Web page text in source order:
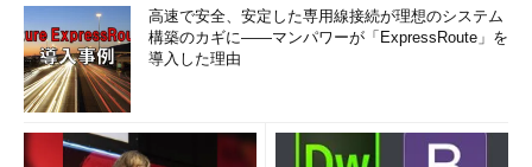
高速で安全、安定した専用線接続が理想のシステム
構築のカギに――マンパワーが「ExpressRoute」を
導入した理由